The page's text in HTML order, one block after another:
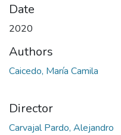
Date
2020
Authors
Caicedo, María Camila
Director
Carvajal Pardo, Alejandro